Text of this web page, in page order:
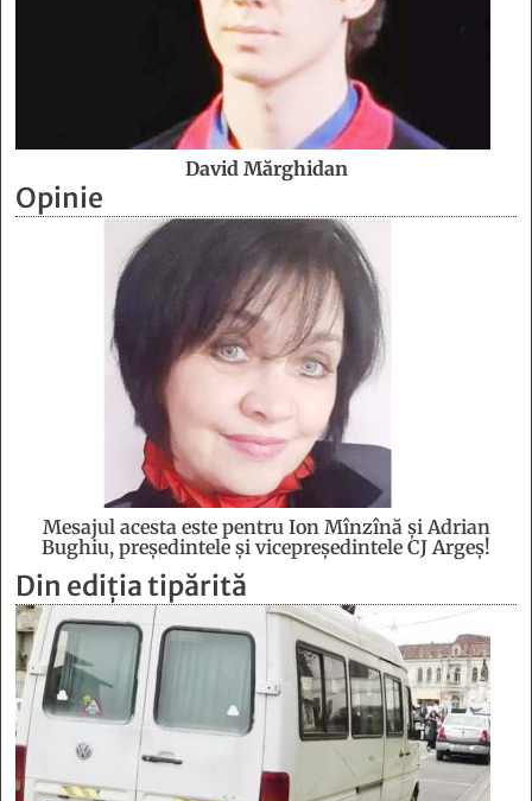
David Mărghidan
Opinie
Mesajul acesta este pentru Ion Mînzînă şi Adrian
Bughiu, preşedintele şi vicepreşedintele CJ Argeş!
Din ediția tipărită